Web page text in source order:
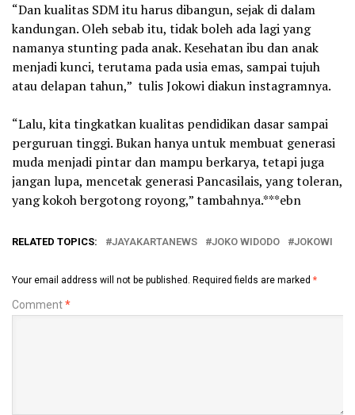
“Dan kualitas SDM itu harus dibangun, sejak di dalam
kandungan. Oleh sebab itu, tidak boleh ada lagi yang
namanya stunting pada anak. Kesehatan ibu dan anak
menjadi kunci, terutama pada usia emas, sampai tujuh
atau delapan tahun,” tulis Jokowi diakun instagramnya.
“Lalu, kita tingkatkan kualitas pendidikan dasar sampai
perguruan tinggi. Bukan hanya untuk membuat generasi
muda menjadi pintar dan mampu berkarya, tetapi juga
jangan lupa, mencetak generasi Pancasilais, yang toleran,
yang kokoh bergotong royong,” tambahnya.***ebn
RELATED TOPICS: JAYAKARTANEWS JOKO WIDODO JOKOWI
Your email address will not be published. Required fields are marked *
Comment*